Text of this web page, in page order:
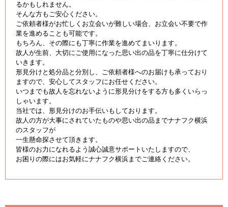
るかもしれません。
そんな方もご安心ください。
ご依頼者様がお忙しくお立会いが難しい場合、お立会い不要で作
業を進めることも可能です。
もちろん、その際にも丁寧に作業を進めてまいります。
故人が生前、大切にご使用になった思い出の品を丁寧に仕分けて
いきます。
形見分けと処分品と分別し、ご依頼者様へのお届けも承っており
ますので、安心してスタッフにお任せください。
いつまでも故人を忘れないように形見分けをする方も多くいらっ
しゃいます。
当社では、形見分けのお手伝いもしております。
故人の方が大事にされていたものや思い出の品までナナフク横浜
のスタッフが
一生懸命探させて頂きます。
皆様のお力になれるよう誠心誠意サポートいたしますので、
お困りの際にはお気軽にナナフク横浜までご連絡ください。